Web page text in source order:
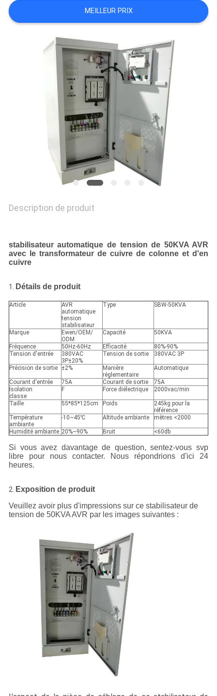
NOUS
CONTACTER
NOUVELLES
DEMANDEZ
POLITIQUE
MATIÈRE
DE
PROTECTION
DE
VIE
PRIVÉE
MEILLEUR PRIX
Description de produit
stabilisateur automatique de tension de 50KVA AVR
avec le transformateur de cuivre de colonne et d'en
cuivre
1. Détails de produit
Article
AVR
automatique
tension
stabilisateur
Type SBW-50KVA
Marque
Ewen/OEM/
ODM
Capacité 50KVA
Fréquence 50Hz-60Hz Efficacité
80%-90%
Tension d'entrée
380VAC
3P±20%
Tension de sortie 380VAC 3P
Précision de sortie ±2%
Manière
réglementaire
Automatique
Courant d'entrée 75A Courant de sortie
75A
Isolation
classe
F Force diélectrique 2000vac/min
Taille 55*85*125cm Poids
245kg pour la
référence
Température
ambiante
-10~45℃ Altitude ambiante mètres <2000
Humidité ambiante 20%~90% Bruit <60db
Si vous avez davantage de question, sentez-vous svp
libre pour nous contacter. Nous répondrions d'ici 24
heures.
2. Exposition de produit
Veuillez avoir plus d'impressions sur ce stabilisateur de
tension de 50KVA AVR par les images suivantes :